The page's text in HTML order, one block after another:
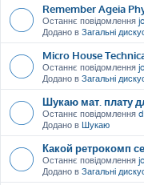
Remember Ageia
Останнє повідомлення
Додано в Загальні
Micro House
Останнє повідомлення
Додано в Загальні
Шукаю мат. плату
Останнє повідомлення
Додано в Шукаю
Какой ретрокомп
Останнє повідомлення
Додано в Загальні